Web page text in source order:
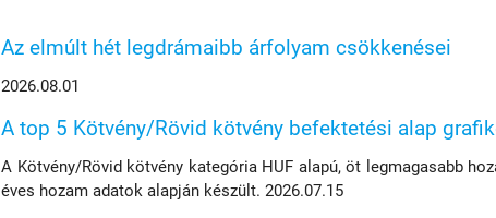
Az elmúlt hét legdrámaibb árfolyam csökkenései
2026.08.01
A top 5 Kötvény/Rövid kötvény befektetési alap
A Kötvény/Rövid kötvény kategória HUF alapú, öt legmagasabb
éves hozam adatok alapján készült. 2026.07.15